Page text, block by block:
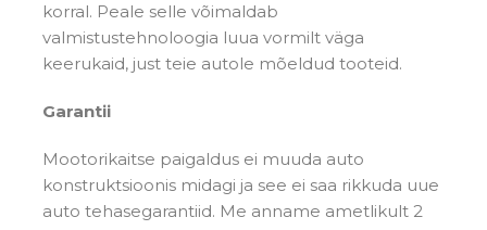
korral. Peale selle võimaldab
valmistustehnoloogia luua vormilt väga
keerukaid, just teie autole mõeldud tooteid.
Garantii
Mootorikaitse paigaldus ei muuda auto
konstruktsioonis midagi ja see ei saa rikkuda uue
auto tehasegarantiid. Me anname ametlikult 2